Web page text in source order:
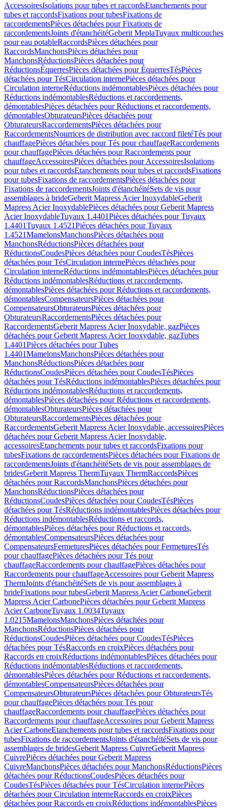
AccessoiresIsolations pour tubes et raccordsEtanchements pour
tubes et raccordsFixations pour tubesFixations de
raccordementsPièces détachées pour Fixations de
raccordementsJoints d'étanchéitéGeberit MeplaTuyaux multicouches
pour eau potableRaccordsPièces détachées pour
RaccordsManchonsPièces détachées pour
ManchonsRéductionsPièces détachées pour
RéductionsÉquerresPièces détachées pour ÉquerresTésPièces
détachées pour TésCirculation internePièces détachées pour
Circulation interneRéductions indémontablesPièces détachées pour
Réductions indémontablesRéductions et raccordements,
démontablesPièces détachées pour Réductions et raccordements,
démontablesObturateursPièces détachées pour
ObturateursRaccordementsPièces détachées pour
RaccordementsNourrices de distribution avec raccord filetéTés pour
chauffagePièces détachées pour Tés pour chauffageRaccordements
pour chauffagePièces détachées pour Raccordements pour
chauffageAccessoiresPièces détachées pour AccessoiresIsolations
pour tubes et raccordsEtanchements pour tubes et raccordsFixations
pour tubesFixations de raccordementsPièces détachées pour
Fixations de raccordementsJoints d'étanchéitéSets de vis pour
assemblages à brideGeberit Mapress Acier InoxydableGeberit
Mapress Acier InoxydablePièces détachées pour Geberit Mapress
Acier InoxydableTuyaux 1.4401Pièces détachées pour Tuyaux
1.4401Tuyaux 1.4521Pièces détachées pour Tuyaux
1.4521MamelonsManchonsPièces détachées pour
ManchonsRéductionsPièces détachées pour
RéductionsCoudesPièces détachées pour CoudesTésPièces
détachées pour TésCirculation internePièces détachées pour
Circulation interneRéductions indémontablesPièces détachées pour
Réductions indémontablesRéductions et raccordements,
démontablesPièces détachées pour Réductions et raccordements,
démontablesCompensateursPièces détachées pour
CompensateursObturateursPièces détachées pour
ObturateursRaccordementsPièces détachées pour
RaccordementsGeberit Mapress Acier Inoxydable, gazPièces
détachées pour Geberit Mapress Acier Inoxydable, gazTubes
1.4401Pièces détachées pour Tubes
1.4401MamelonsManchonsPièces détachées pour
ManchonsRéductionsPièces détachées pour
RéductionsCoudesPièces détachées pour CoudesTésPièces
détachées pour TésRéductions indémontablesPièces détachées pour
Réductions indémontablesRéductions et raccordements,
démontablesPièces détachées pour Réductions et raccordements,
démontablesObturateursPièces détachées pour
ObturateursRaccordementsPièces détachées pour
RaccordementsGeberit Mapress Acier Inoxydable, accessoiresPièces
détachées pour Geberit Mapress Acier Inoxydable,
accessoiresEtanchements pour tubes et raccordsFixations pour
tubesFixations de raccordementsPièces détachées pour Fixations de
raccordementsJoints d'étanchéitéSets de vis pour assemblages de
bridesGeberit Mapress ThermTuyaux ThermRaccordsPièces
détachées pour RaccordsManchonsPièces détachées pour
ManchonsRéductionsPièces détachées pour
RéductionsCoudesPièces détachées pour CoudesTésPièces
détachées pour TésRéductions indémontablesPièces détachées pour
Réductions indémontablesRéductions et raccords,
démontablesPièces détachées pour Réductions et raccords,
démontablesCompensateursPièces détachées pour
CompensateursFermeturesPièces détachées pour FermeturesTés
pour chauffagePièces détachées pour Tés pour
chauffageRaccordements pour chauffagePièces détachées pour
Raccordements pour chauffageAccessoires pour Geberit Mapress
ThermJoints d'étanchéitéSets de vis pour assemblages à
brideFixations pour tubesGeberit Mapress Acier CarboneGeberit
Mapress Acier CarbonePièces détachées pour Geberit Mapress
Acier CarboneTuyaux 1.0034Tuyaux
1.0215MamelonsManchonsPièces détachées pour
ManchonsRéductionsPièces détachées pour
RéductionsCoudesPièces détachées pour CoudesTésPièces
détachées pour TésRaccords en croixPièces détachées pour
Raccords en croixRéductions indémontablesPièces détachées pour
Réductions indémontablesRéductions et raccordements,
démontablesPièces détachées pour Réductions et raccordements,
démontablesCompensateursPièces détachées pour
CompensateursObturateursPièces détachées pour ObturateursTés
pour chauffagePièces détachées pour Tés pour
chauffageRaccordements pour chauffagePièces détachées pour
Raccordements pour chauffageAccessoires pour Geberit Mapress
Acier CarboneEtanchements pour tubes et raccordsFixations pour
tubesFixations de raccordementsJoints d'étanchéitéSets de vis pour
assemblages de bridesGeberit Mapress CuivreGeberit Mapress
CuivrePièces détachées pour Geberit Mapress
CuivreManchonsPièces détachées pour ManchonsRéductionsPièces
détachées pour RéductionsCoudesPièces détachées pour
CoudesTésPièces détachées pour TésCirculation internePièces
détachées pour Circulation interneRaccords en croixPièces
détachées pour Raccords en croixRéductions indémontablesPièces